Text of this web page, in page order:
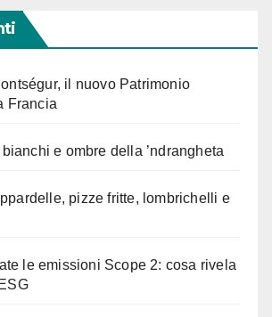
il nuovo Patrimonio
Francia
e ombre della ’ndrangheta
pizze fritte, lombrichelli e
le emissioni Scope 2: cosa rivela